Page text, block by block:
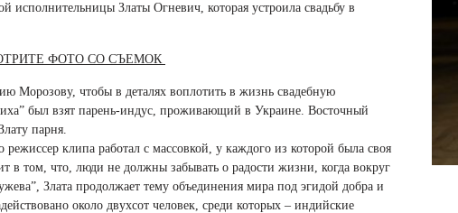
исполнительницы Златы Огневич, которая устроила свадьбу в
ФОТО СО СЪЕМОК
Морозову, чтобы в деталях воплотить в жизнь свадебную
был взят парень-индус, проживающий в Украине. Восточный
парня.
режиссер клипа работал с массовкой, у каждого из которой была своя
в том, что, люди не должны забывать о радости жизни, когда вокруг
Злата продолжает тему объединения мира под эгидой добра и
около двухсот человек, среди которых – индийские